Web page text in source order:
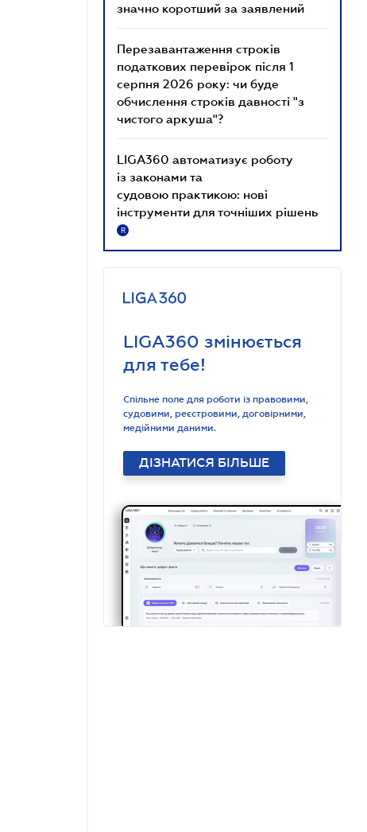
значно коротший за заявлений
Перезавантаження строків
податкових перевірок після 1
серпня 2026 року: чи буде
обчислення строків давності "з
чистого аркуша"?
LIGA360 автоматизує роботу
із законами та
судовою практикою: нові
інструменти для точніших рішень
R
LIGA360 змінюється
для тебе!
Спільне поле для роботи із правовими,
судовими, реєстровими, договірними,
медійними даними.
ДІЗНАТИСЯ БІЛЬШЕ